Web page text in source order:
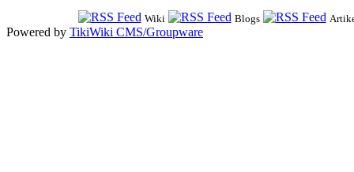
Wiki Blogs
Powered by TikiWiki CMS/Groupware